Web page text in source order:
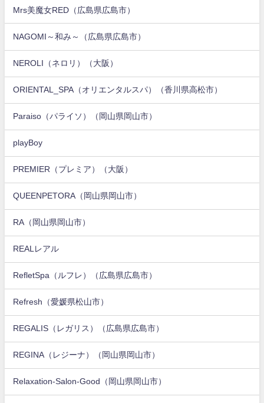
Mrs美魔女RED（広島県広島市）
NAGOMI～和み～（広島県広島市）
NEROLI（ネロリ）（大阪）
ORIENTAL_SPA（オリエンタルスパ）（香川県高松市）
Paraiso（パライソ）（岡山県岡山市）
playBoy
PREMIER（プレミア）（大阪）
QUEENPETORA（岡山県岡山市）
RA（岡山県岡山市）
REALレアル
RefletSpa（ルフレ）（広島県広島市）
Refresh（愛媛県松山市）
REGALIS（レガリス）（広島県広島市）
REGINA（レジーナ）（岡山県岡山市）
Relaxation-Salon-Good（岡山県岡山市）